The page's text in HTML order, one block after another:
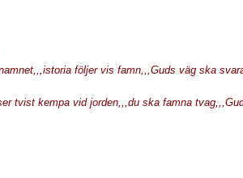
följer vis famn,,,Guds väg ska
tvist kempa vid jorden,,,du ska famna